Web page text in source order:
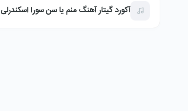
آکورد گیتار آهنگ منم یا سن سورا